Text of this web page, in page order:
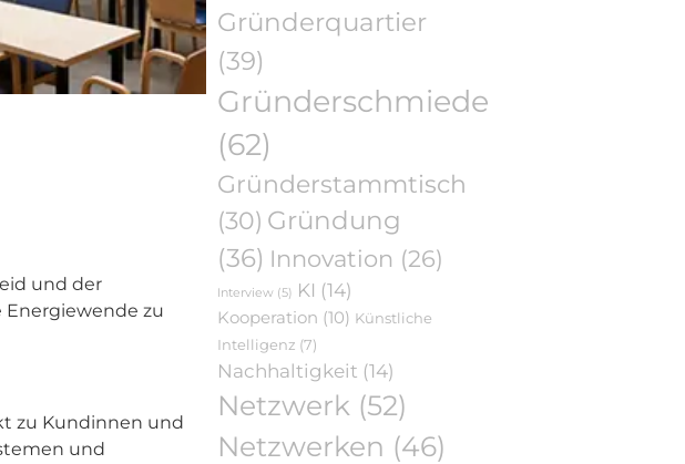
und der
zu
zu Kundinnen und
und
Gründerquartier
(39)
Gründerschmiede
(62)
Gründerstammtisch
(30) Gründung
(36) Innovation (26)
Interview (5) KI (14)
Kooperation (10) Künstliche
Intelligenz (7)
Nachhaltigkeit (14)
Netzwerk (52)
Netzwerken (46)